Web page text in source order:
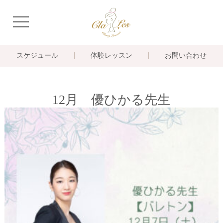
navigation
スケジュール 体験レッスン お問い合わせ
12月 優ひかる先生